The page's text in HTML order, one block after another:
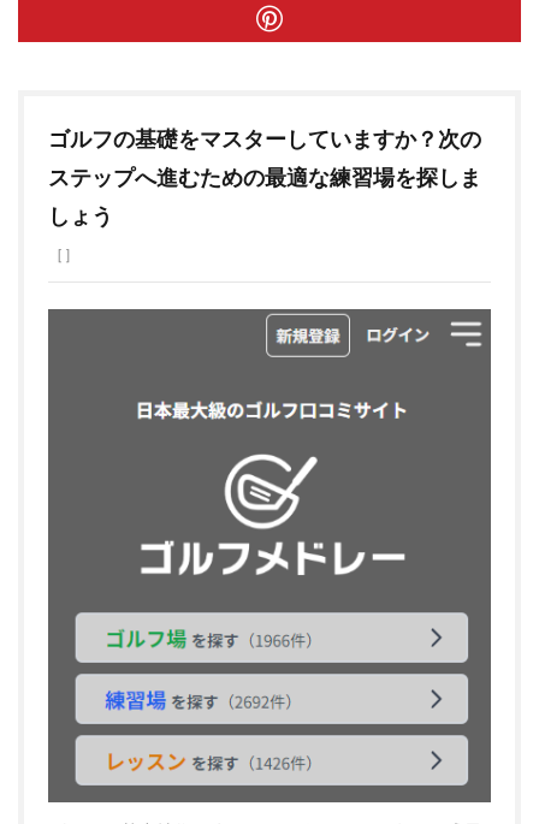
ゴルフの基礎をマスターしていますか？次の
ステップへ進むための最適な練習場を探しま
しょう